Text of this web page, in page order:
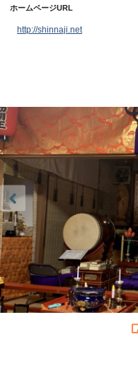
ホームページURL
http://shinnaji.net